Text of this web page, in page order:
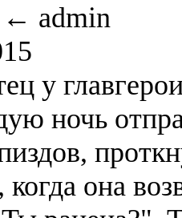
← admin
у
ночь
она